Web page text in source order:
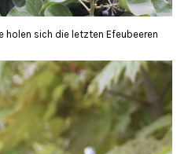
holen sich die letzten Efeubeeren